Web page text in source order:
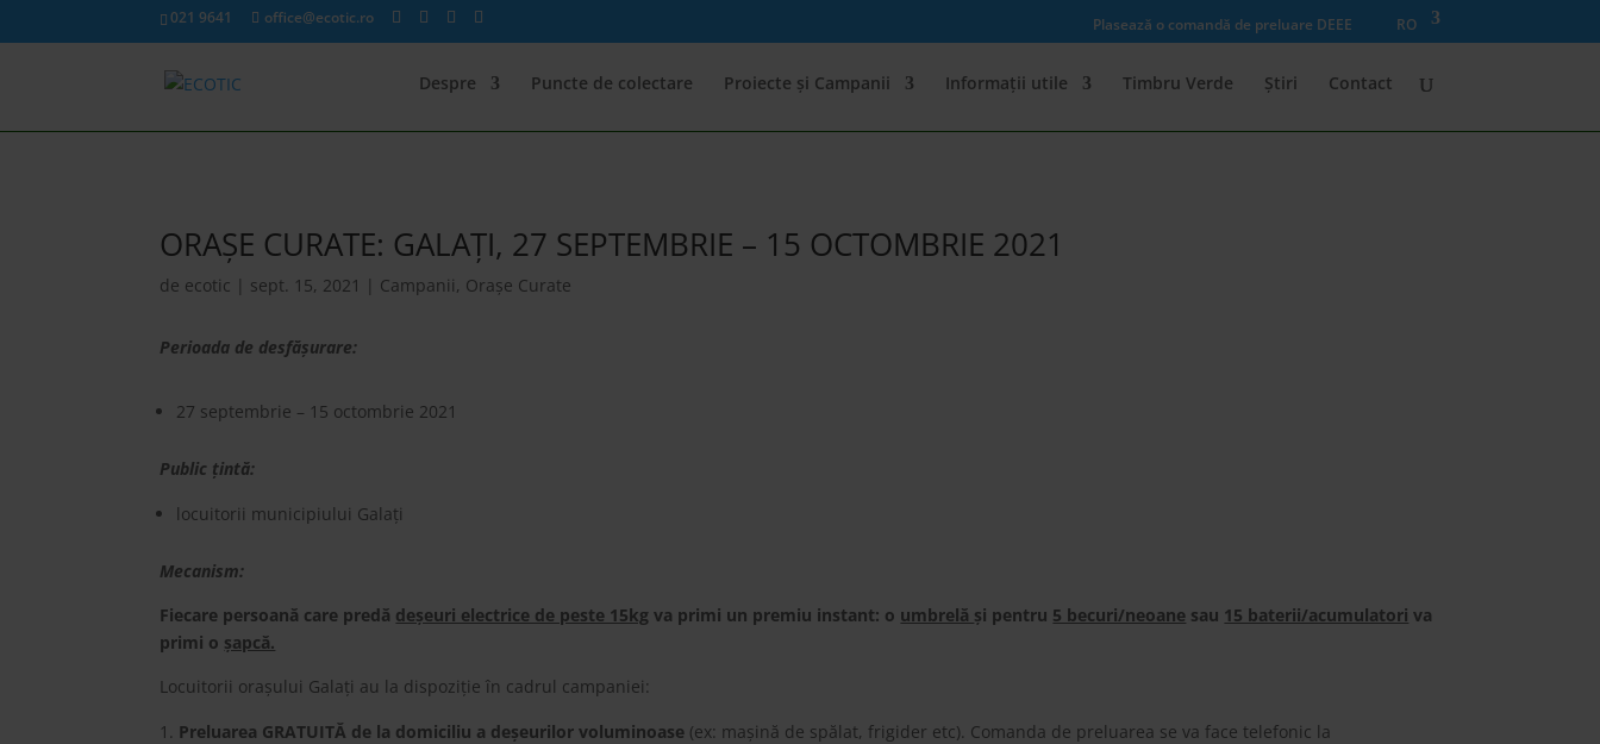
021 9641 office@ecotic.ro Plasează o comandă de preluare DEEE RO
Despre Puncte de colectare Proiecte și Campanii Informații utile Timbru Verde Știri Contact
ORAȘE CURATE: GALAȚI, 27 SEPTEMBRIE – 15 OCTOMBRIE 2021
de ecotic | sept. 15, 2021 | Campanii, Orașe Curate
Perioada de desfășurare:
27 septembrie – 15 octombrie 2021
Public țintă:
locuitorii municipiului Galați
Mecanism:
Fiecare persoană care predă deșeuri electrice de peste 15kg va primi un premiu instant: o umbrelă și pentru 5 becuri/neoane sau 15 baterii/acumulatori va
primi o șapcă.
Locuitorii orașului Galați au la dispoziție în cadrul campaniei:
Preluarea GRATUITĂ de la domiciliu a deșeurilor voluminoase (ex: mașină de spălat, frigider etc). Comanda de preluarea se va face telefonic la